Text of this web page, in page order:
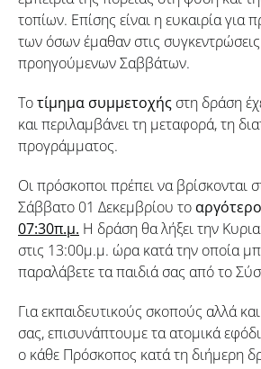
τοπίων. Επίσης είναι η ευκαιρία για
των όσων έμαθαν στις
προηγούμενων Σαββάτων.
Τοτίμημα συμμετοχής στη δράση
και περιλαμβάνει τη μεταφορά, τη
προγράμματος.
Οι πρόσκοποι πρέπει να βρίσκονται
Σάββατο 01 Δεκεμβρίου τοαργότερο
07:30π.μ. Η δράση θα λήξει την
στις 13:00μ.μ. ώρα κατά την οποία
παραλάβετε τα παιδιά σας από το
Για εκπαιδευτικούς σκοπούς αλλά
σας, επισυνάπτουμε τα ατομικά
ο κάθε Πρόσκοπος κατά τη διήμερη